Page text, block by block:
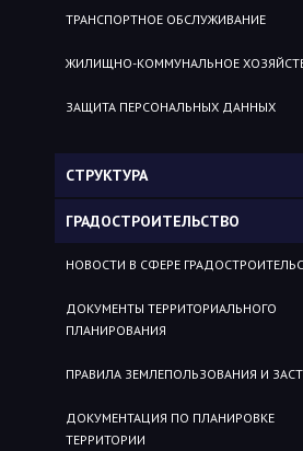
ТРАНСПОРТНОЕ ОБСЛУЖИВАНИЕ
ЖИЛИЩНО-КОММУНАЛЬНОЕ
ЗАЩИТА ПЕРСОНАЛЬНЫХ ДАННЫХ
СТРУКТУРА
ГРАДОСТРОИТЕЛЬСТВО
НОВОСТИ В СФЕРЕ
ДОКУМЕНТЫ ТЕРРИТОРИАЛЬНОГО
ПЛАНИРОВАНИЯ
ПРАВИЛА ЗЕМЛЕПОЛЬЗОВАНИЯ И
ДОКУМЕНТАЦИЯ ПО ПЛАНИРОВКЕ
ТЕРРИТОРИИ